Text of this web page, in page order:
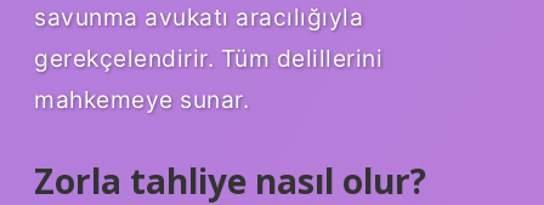
savunma avukatı aracılığıyla
gerekçelendirir. Tüm delillerini
mahkemeye sunar.
Zorla tahliye nasıl olur?